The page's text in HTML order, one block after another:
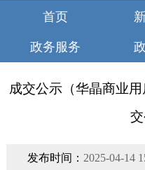
首页
政务服务
成交公示（华晶商业
交
发布时间： 2025-04-14